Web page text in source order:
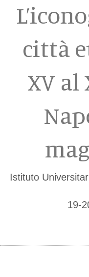
città
XV al
Istituto
19-